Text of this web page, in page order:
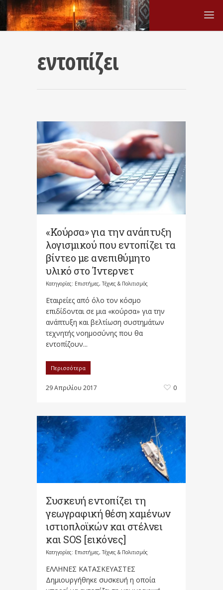
εντοπίζει
«Κούρσα» για την ανάπτυξη
λογισμικού που εντοπίζει τα
βίντεο με ανεπιθύμητο
υλικό στο Ίντερνετ
Κατηγορίες: Επιστήμες, Τέχνες & Πολιτισμός
Εταιρείες από όλο τον κόσμο
επιδίδονται σε μια «κούρσα» για την
ανάπτυξη και βελτίωση συστημάτων
τεχνητής νοημοσύνης που θα
εντοπίζουν...
Περισσότερα
29 Απριλίου 2017 0
Συσκευή εντοπίζει τη
γεωγραφική θέση χαμένων
ιστιοπλοϊκών και στέλνει
και SOS [εικόνες]
Κατηγορίες: Επιστήμες, Τέχνες & Πολιτισμός
ΕΛΛΗΝΕΣ ΚΑΤΑΣΚΕΥΑΣΤΕΣ
Δημιουργήθηκε συσκευή η οποία